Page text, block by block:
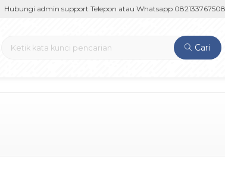
Hubungi admin support Telepon atau Whatsapp 082133767508 /
Cari